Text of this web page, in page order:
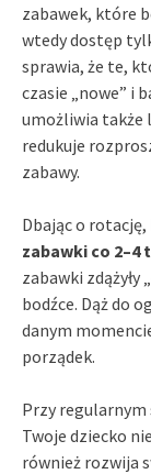
zabawek, które
wtedy dostęp
sprawia, że te,
czasie „nowe” i
umożliwia także
redukuje
zabawy.
Dbając o
zabawki co 2–4
zabawki zdążyły
bodźce. Dąż do
danym
porządek.
Przy regularnym
Twoje dziecko
również rozwija